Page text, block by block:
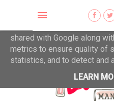
This site uses cookies from
shared with Google along
metrics to ensure quality of
statistics, and to detect and
LEARN